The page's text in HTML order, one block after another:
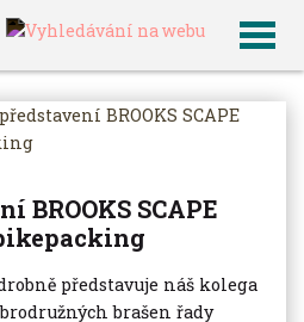
BROOKS SCAPE
představuje náš kolega
brašen řady